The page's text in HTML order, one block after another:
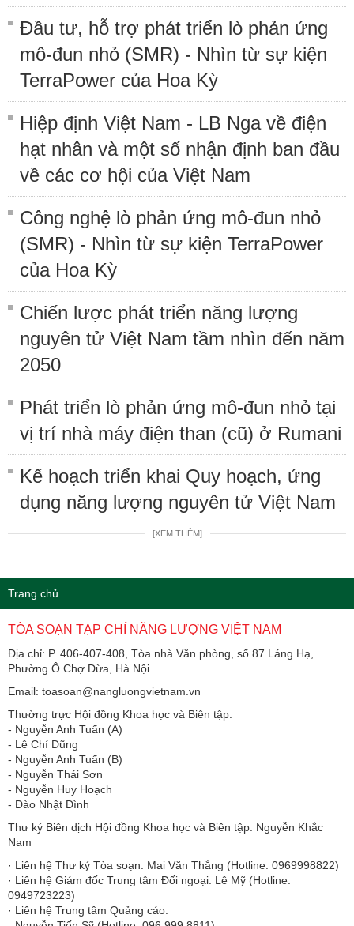
Đầu tư, hỗ trợ phát triển lò phản ứng
mô-đun nhỏ (SMR) - Nhìn từ sự kiện
TerraPower của Hoa Kỳ
Hiệp định Việt Nam - LB Nga về điện
hạt nhân và một số nhận định ban đầu
về các cơ hội của Việt Nam
Công nghệ lò phản ứng mô-đun nhỏ
(SMR) - Nhìn từ sự kiện TerraPower
của Hoa Kỳ
Chiến lược phát triển năng lượng
nguyên tử Việt Nam tầm nhìn đến năm
2050
Phát triển lò phản ứng mô-đun nhỏ tại
vị trí nhà máy điện than (cũ) ở Rumani
Kế hoạch triển khai Quy hoạch, ứng
dụng năng lượng nguyên tử Việt Nam
[XEM THÊM]
Trang chủ
TÒA SOẠN TẠP CHÍ NĂNG LƯỢNG VIỆT NAM
Địa chỉ: P. 406-407-408, Tòa nhà Văn phòng, số 87 Láng Hạ,
Phường Ô Chợ Dừa, Hà Nội
Email: toasoan@nangluongvietnam.vn
Thường trực Hội đồng Khoa học và Biên tập:
​​​​​​- Nguyễn Anh Tuấn (A)
- Lê Chí Dũng
- Nguyễn Anh Tuấn (B)
- Nguyễn Thái Sơn
- Nguyễn Huy Hoạch
- Đào Nhật Đình
Thư ký Biên dịch Hội đồng Khoa học và Biên tập: Nguyễn Khắc
Nam
· Liên hệ Thư ký Tòa soạn: Mai Văn Thắng (Hotline: 0969998822)
· Liên hệ Giám đốc Trung tâm Đối ngoại: Lê Mỹ (Hotline:
0949723223)
· Liên hệ Trung tâm Quảng cáo: